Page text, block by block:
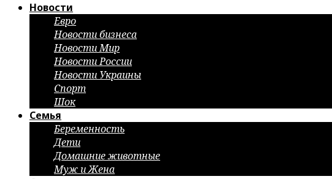
Новости
Евро
Новости бизнеса
Новости Мир
Новости России
Новости Украины
Спорт
Шок
Семья
Беременность
Дети
Домашние животные
Муж и Жена